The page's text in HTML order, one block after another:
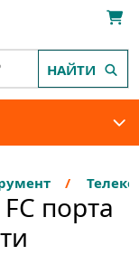
НАЙТИ
порта